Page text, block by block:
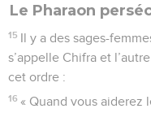
Le Pharaon
15 Il y a des sages-
s’appelle Chifra et
cet ordre :
16 « Quand vous aiderez